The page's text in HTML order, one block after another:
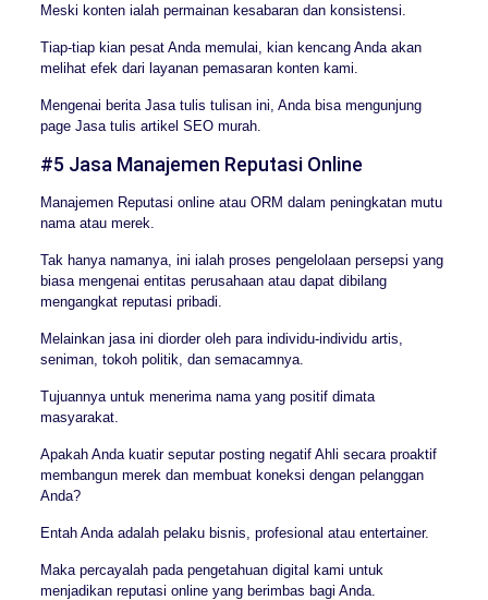
Meski konten ialah permainan kesabaran dan konsistensi.
Tiap-tiap kian pesat Anda memulai, kian kencang Anda akan
melihat efek dari layanan pemasaran konten kami.
Mengenai berita Jasa tulis tulisan ini, Anda bisa mengunjung
page Jasa tulis artikel SEO murah.
#5 Jasa Manajemen Reputasi Online
Manajemen Reputasi online atau ORM dalam peningkatan mutu
nama atau merek.
Tak hanya namanya, ini ialah proses pengelolaan persepsi yang
biasa mengenai entitas perusahaan atau dapat dibilang
mengangkat reputasi pribadi.
Melainkan jasa ini diorder oleh para individu-individu artis,
seniman, tokoh politik, dan semacamnya.
Tujuannya untuk menerima nama yang positif dimata
masyarakat.
Apakah Anda kuatir seputar posting negatif Ahli secara proaktif
membangun merek dan membuat koneksi dengan pelanggan
Anda?
Entah Anda adalah pelaku bisnis, profesional atau entertainer.
Maka percayalah pada pengetahuan digital kami untuk
menjadikan reputasi online yang berimbas bagi Anda.